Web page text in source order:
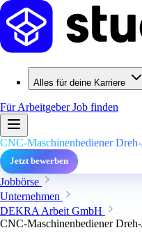
Alles für deine Karriere
Für ArbeitgeberJob finden
CNC-Maschinenbediener
Jetzt bewerben
Jobbörse
Unternehmen
DEKRA Arbeit GmbH
CNC-Maschinenbediener